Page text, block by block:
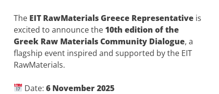
The EIT RawMaterials Greece Representative is
excited to announce the 10th edition of the
Greek Raw Materials Community Dialogue, a
flagship event inspired and supported by the EIT
RawMaterials.
Date:6 November 2025